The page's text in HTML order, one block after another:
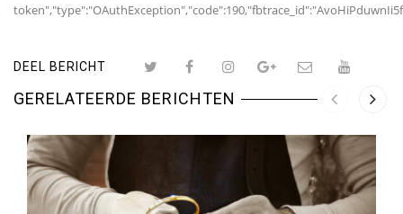
DEEL BERICHT
GERELATEERDE BERICHTEN